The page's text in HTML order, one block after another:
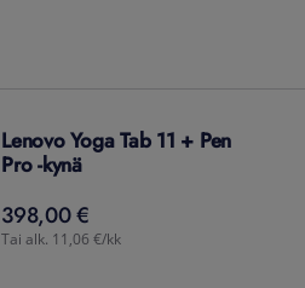
Lenovo Yoga Tab 11 + Pen
Pro -kynä
398,00 €
398,00€
Tai alk. 11,06 €/kk